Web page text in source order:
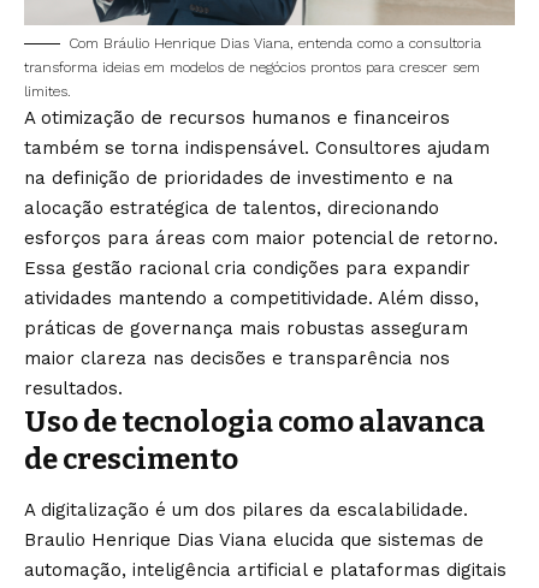
Com Bráulio Henrique Dias Viana, entenda como a consultoria
transforma ideias em modelos de negócios prontos para crescer sem
limites.
A otimização de recursos humanos e financeiros
também se torna indispensável. Consultores ajudam
na definição de prioridades de investimento e na
alocação estratégica de talentos, direcionando
esforços para áreas com maior potencial de retorno.
Essa gestão racional cria condições para expandir
atividades mantendo a competitividade. Além disso,
práticas de governança mais robustas asseguram
maior clareza nas decisões e transparência nos
resultados.
Uso de tecnologia como alavanca
de crescimento
A digitalização é um dos pilares da escalabilidade.
Braulio Henrique Dias Viana elucida que sistemas de
automação, inteligência artificial e plataformas digitais